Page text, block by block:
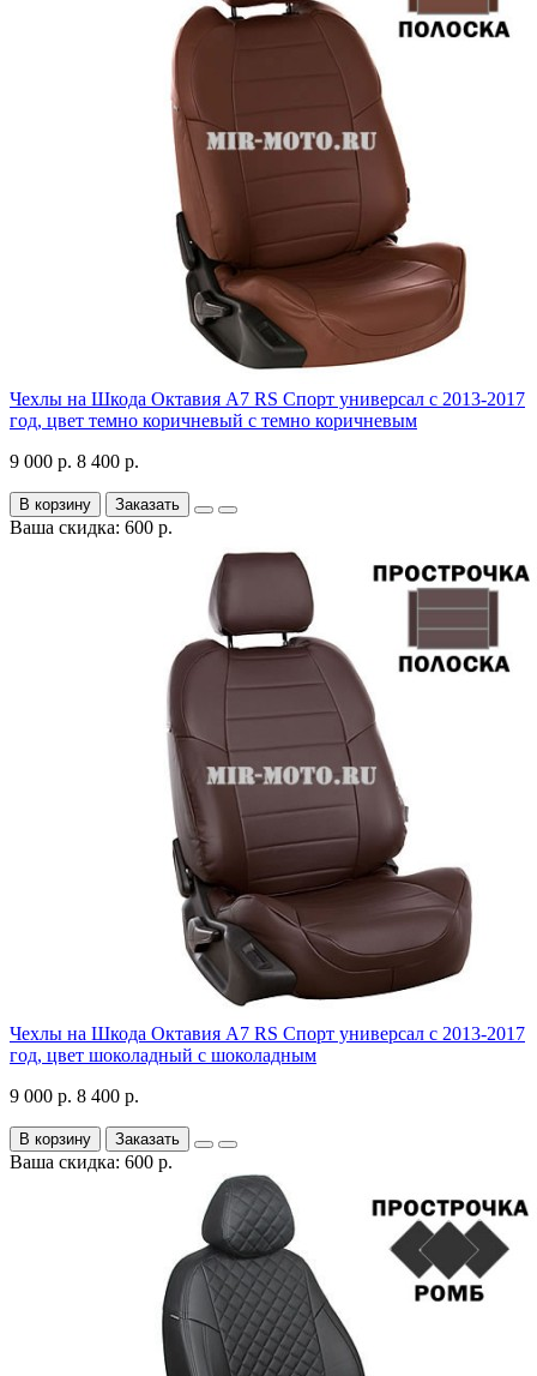
Чехлы на Шкода Октавия А7 RS Спорт универсал с 2013-2017
год, цвет темно коричневый с темно коричневым
9 000 р. 8 400 р.
В корзину Заказать
Ваша скидка: 600 р.
Чехлы на Шкода Октавия А7 RS Спорт универсал с 2013-2017
год, цвет шоколадный с шоколадным
9 000 р. 8 400 р.
В корзину Заказать
Ваша скидка: 600 р.